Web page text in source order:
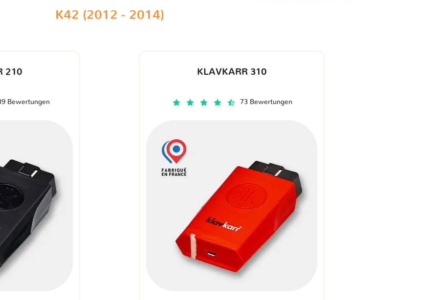
K42 (2012 - 2014)
210
Bewertungen
KLAVKARR 310
73 Bewertungen